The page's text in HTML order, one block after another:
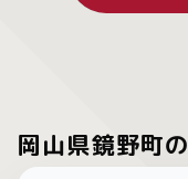
岡山県鏡野町